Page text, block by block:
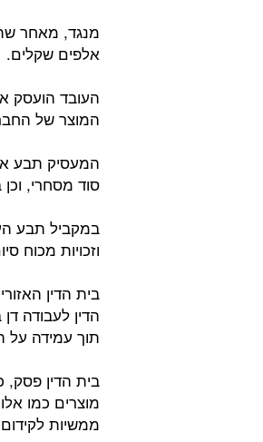
אלפים שקלים.
העובד הועסק
המוצר של
המעסיק תבע
סוד מסחרי,
במקביל תבע
וזכויות מכוח
בית הדין
הדין לעבודה
תוך עמידה על
בית הדין פסק,
מוצרים כמו
ממשיות